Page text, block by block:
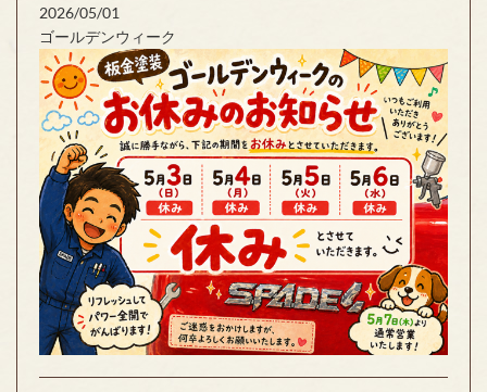
2026/05/01
ゴールデンウィーク